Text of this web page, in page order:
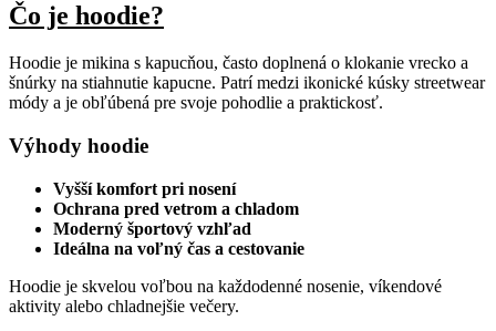
Čo je hoodie?
Hoodie je mikina s kapucňou, často doplnená o klokanie vrecko a
šnúrky na stiahnutie kapucne. Patrí medzi ikonické kúsky streetwear
módy a je obľúbená pre svoje pohodlie a praktickosť.
Výhody hoodie
Vyšší komfort pri nosení
Ochrana pred vetrom a chladom
Moderný športový vzhľad
Ideálna na voľný čas a cestovanie
Hoodie je skvelou voľbou na každodenné nosenie, víkendové
aktivity alebo chladnejšie večery.